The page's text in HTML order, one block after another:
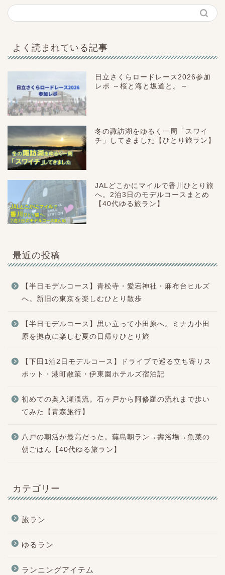
よく読まれている記事
日立さくらロードレース2026参加
レポ ～桜と海と坂道と。～
冬の諏訪湖をゆるく一周「スワイ
チ」してきました【ひとり旅ラン】
JALどこかにマイルで香川ひとり旅
へ。2泊3日のモデルコースまとめ
【40代ゆる旅ラン】
最近の投稿
【半日モデルコース】青松寺・愛宕神社・麻布台ヒルズ
へ。新旧の東京を楽しむひとり散歩
【半日モデルコース】思い立って小田原へ。ミナカ小田
原を拠点に楽しむ夏の日帰りひとり旅
【下田1泊2日モデルコース】ドライブで巡る立ち寄りス
ポット・港町散策・伊東園ホテルズ宿泊記
初めての奥入瀬渓流。石ヶ戸から阿修羅の流れまで歩い
てみた【青森旅行】
八戸の朝活が最高だった。蕪島朝ラン→壽浴場→魚菜の
朝ごはん【40代ゆる旅ラン】
カテゴリー
旅ラン
ゆるラン
ランニングアイテム